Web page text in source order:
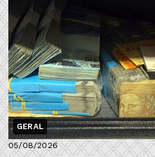
GERAL
05/08/2026